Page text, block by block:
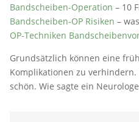
Bandscheiben-Operation – 10
Bandscheiben-OP Risiken –
OP-Techniken
Grundsätzlich können eine
Komplikationen zu
schön. Wie sagte ein